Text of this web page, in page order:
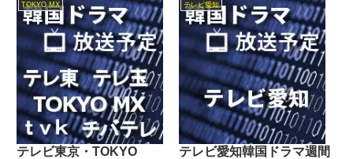
TOKYO MX
テレビ東京・TOKYO
テレビ愛知
テレビ愛知韓国ドラマ週間